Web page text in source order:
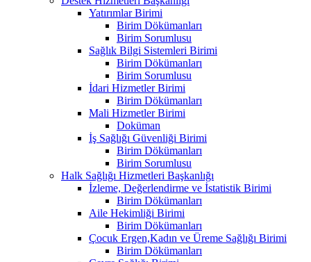
Yatırımlar Birimi
Birim Dökümanları
Birim Sorumlusu
Sağlık Bilgi Sistemleri Birimi
Birim Dökümanları
Birim Sorumlusu
İdari Hizmetler Birimi
Birim Dökümanları
Mali Hizmetler Birimi
Doküman
İş Sağlığı Güvenliği Birimi
Birim Dökümanları
Birim Sorumlusu
Halk Sağlığı Hizmetleri Başkanlığı
İzleme, Değerlendirme ve İstatistik Birimi
Birim Dökümanları
Aile Hekimliği Birimi
Birim Dökümanları
Çocuk Ergen,Kadın ve Üreme Sağlığı Birimi
Birim Dökümanları